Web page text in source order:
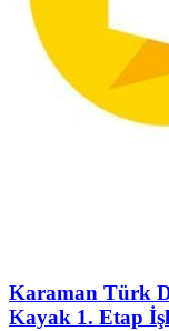
Karaman Türk
Kayak 1. Etap